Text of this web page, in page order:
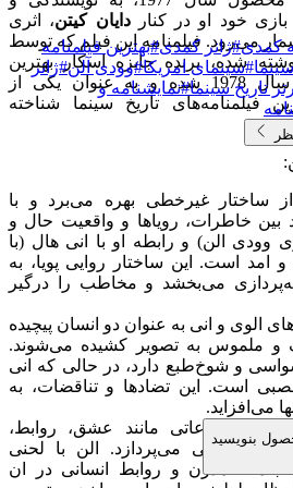
بازی خود او در کناردایان کیتن، اثری
می‌رود. فیلمنامه این فیلم که توسط
شده، برنده جایزه اسکار بهترین
فیلمنامه غیراقتباسی در سال 1978 شده و به عنوان یکی از
فیلمنامه‌های تاریخ سینما شناخته
از ساختار غیرخطی بهره می‌برد و با
خاطرات، رویاها و واقعیت حال و
وودی الن) و رابطه او با انی هال (با
امد است. این ساختار روایی پویا، به
می‌بخشد و مخاطب را درگیر
و انی به عنوان دو انسان پیچیده
ملموس به تصویر کشیده می‌شوند.
و شوخ‌طبع دارد، در حالی که انی
است. این تضادها و تناقضات، به
می‌افزاید.
موضوعاتی مانند عشق، روابط،
زندگی می‌پردازد. الن با لحنی
جامعه مدرن و روابط انسانی در ان
کمدی#ژانر کمدی#بهترین فیلمنامه
سینما#سینمای امریکا#وودی آلن#ژانر
#نمایشنامه و
بنویسید